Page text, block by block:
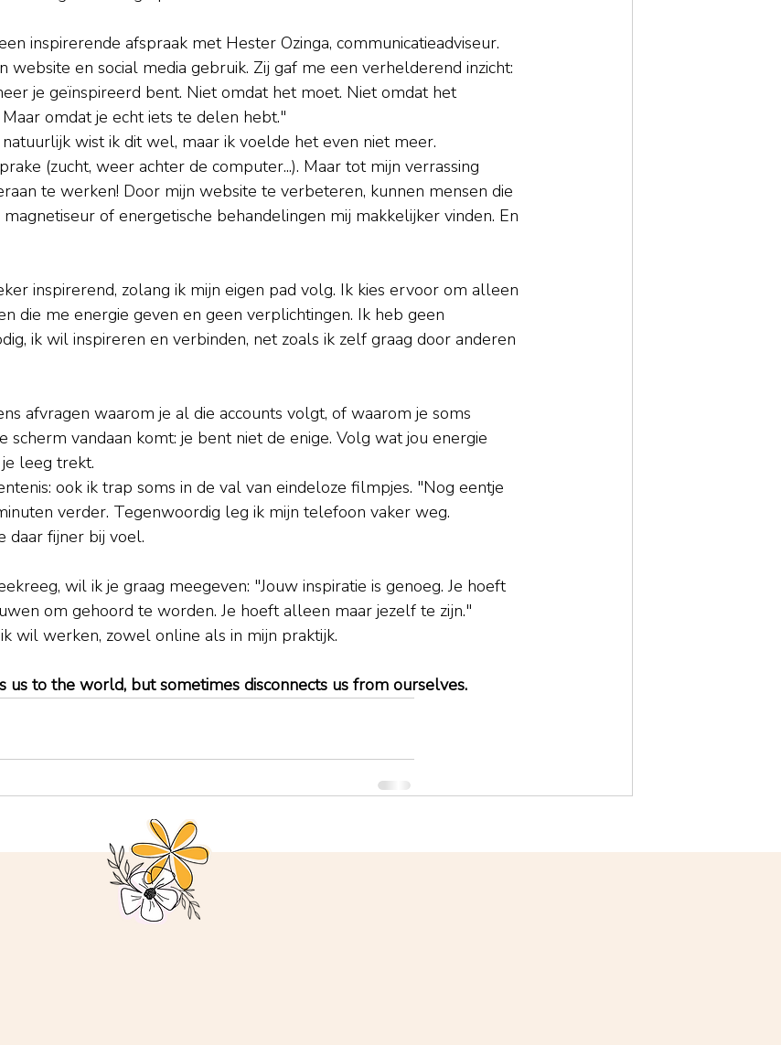
inspirerende afspraak met Hester Ozinga, communicatieadviseur.
website en social media gebruik. Zij gaf me een verhelderend inzicht:
je geïnspireerd bent. Niet omdat het moet. Niet omdat het
omdat je echt iets te delen hebt."
wist ik dit wel, maar ik voelde het even niet meer.
(zucht, weer achter de computer...). Maar tot mijn verrassing
te werken! Door mijn website te verbeteren, kunnen mensen die
of energetische behandelingen mij makkelijker vinden. En
inspirerend, zolang ik mijn eigen pad volg. Ik kies ervoor om alleen
die me energie geven en geen verplichtingen. Ik heb geen
ik wil inspireren en verbinden, net zoals ik zelf graag door anderen
afvragen waarom je al die accounts volgt, of waarom je soms
scherm vandaan komt: je bent niet de enige. Volg wat jou energie
leeg trekt.
ook ik trap soms in de val van eindeloze filmpjes. "Nog eentje
verder. Tegenwoordig leg ik mijn telefoon vaker weg.
daar fijner bij voel.
wil ik je graag meegeven: "Jouw inspiratie is genoeg. Je hoeft
om gehoord te worden. Je hoeft alleen maar jezelf te zijn."
wil werken, zowel online als in mijn praktijk.
us to the world, but sometimes disconnects us from ourselves.